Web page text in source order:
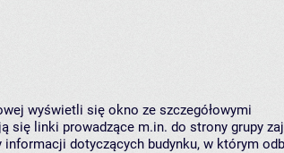
wyświetli się okno ze szczegółowymi
się linki prowadzące m.in. do strony grupy
dotyczących budynku, w którym